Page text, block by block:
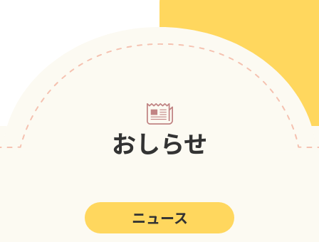
ポップアスリートカップ
おしらせ
ニュース